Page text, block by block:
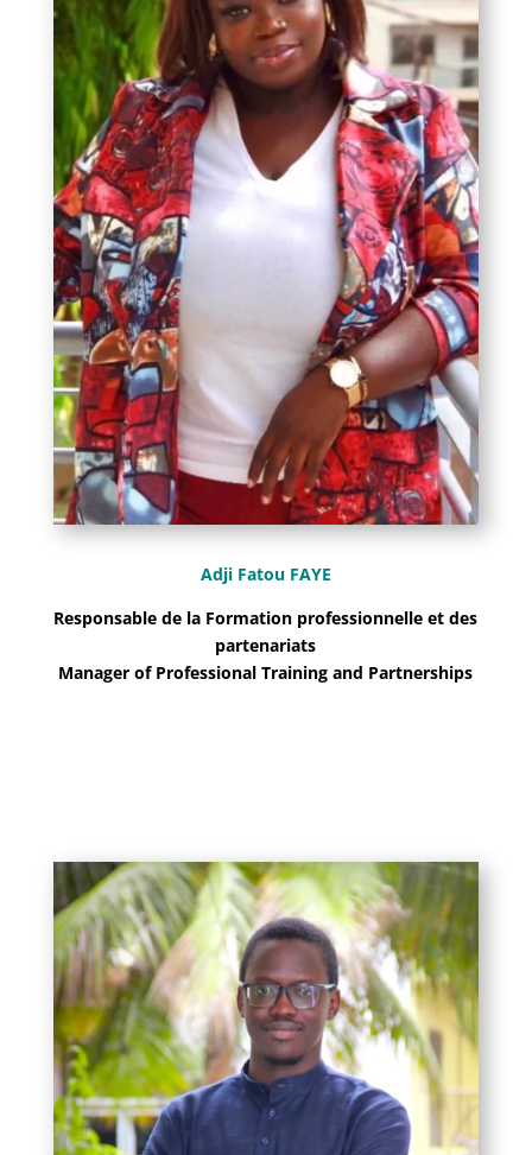
Adji Fatou FAYE
Responsable de la Formation professionnelle et des
partenariats
Manager of Professional Training and Partnerships